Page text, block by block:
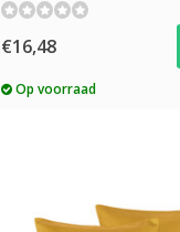
€16,48
Op voorraad